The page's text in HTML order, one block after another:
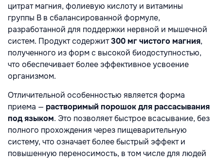
цитрат магния, фолиевую кислоту и витамины
группы B в сбалансированной формуле,
разработанной для поддержки нервной и мышечной
систем. Продукт содержит300 мг чистого магния,
полученного из форм с высокой биодоступностью,
что обеспечивает более эффективное усвоение
организмом.
Отличительной особенностью является форма
приема — растворимый порошок для рассасывания
под языком. Это позволяет быстрое всасывание, без
полного прохождения через пищеварительную
систему, что означает более быстрый эффект и
повышенную переносимость, в том числе для людей